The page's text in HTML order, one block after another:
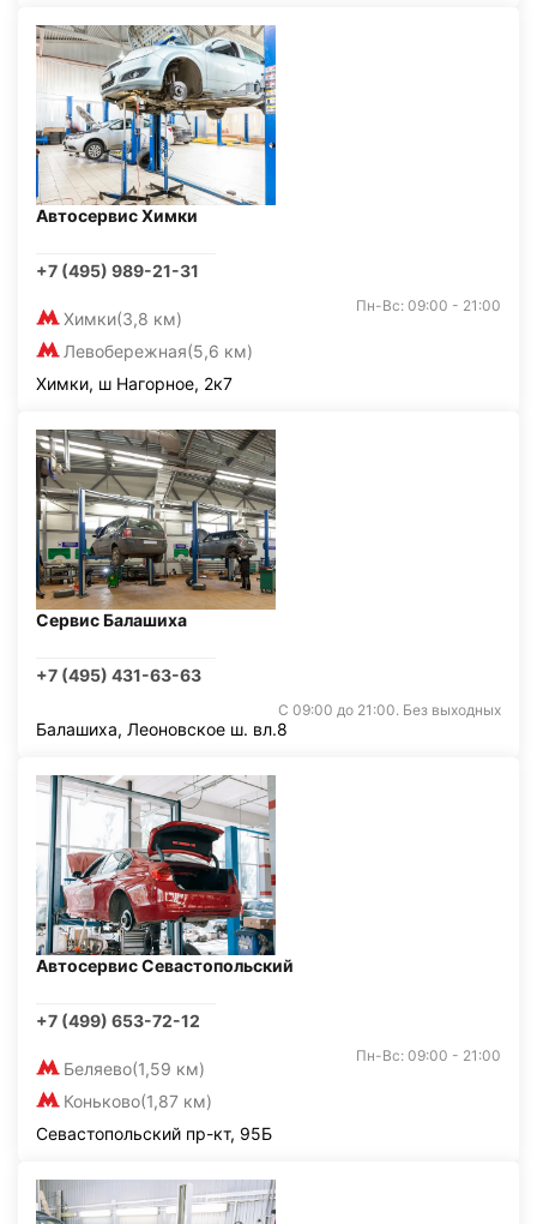
Автосервис Химки
+7 (495) 989-21-31
Химки(3,8 км)
Левобережная(5,6 км)
Пн-Вс: 09:00 - 21:00
Химки, ш Нагорное, 2к7
Сервис Балашиха
+7 (495) 431-63-63
С 09:00 до 21:00. Без выходных
Балашиха, Леоновское ш. вл.8
Автосервис Севастопольский
+7 (499) 653-72-12
Беляево(1,59 км)
Коньково(1,87 км)
Пн-Вс: 09:00 - 21:00
Севастопольский пр-кт, 95Б